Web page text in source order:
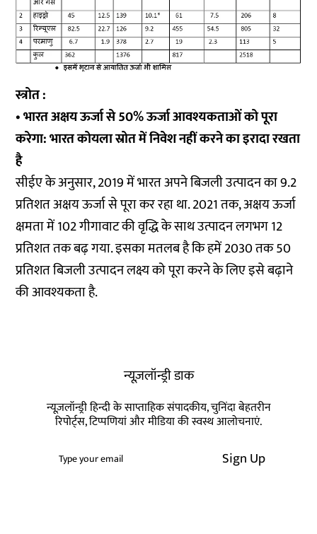
स्त्रोत :
• भारत अक्षय ऊर्जा से 50% ऊर्जा आवश्यकताओं को पूरा
करेगा: भारत कोयला स्रोत में निवेश नहीं करने का इरादा रखता
है
सीईए के अनुसार, 2019 में भारत अपने बिजली उत्पादन का 9.2
प्रतिशत अक्षय ऊर्जा से पूरा कर रहा था. 2021 तक, अक्षय ऊर्जा
क्षमता में 102 गीगावाट की वृद्धि के साथ उत्पादन लगभग 12
प्रतिशत तक बढ़ गया. इसका मतलब है कि हमें 2030 तक 50
प्रतिशत बिजली उत्पादन लक्ष्य को पूरा करने के लिए इसे बढ़ाने
की आवश्यकता है.
न्यूज़लॉन्ड्री डाक
न्यूज़लॉन्ड्री हिन्दी के साप्ताहिक संपादकीय, चुनिंदा बेहतरीन
रिपोर्ट्स, टिप्पणियां और मीडिया की स्वस्थ आलोचनाएं.
Sign Up